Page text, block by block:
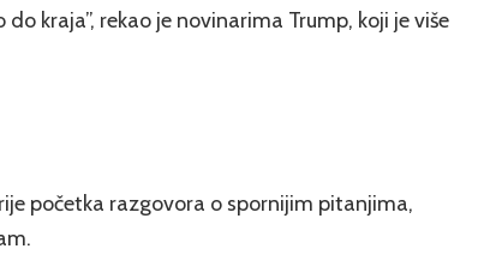
kraja”, rekao je novinarima Trump, koji je više
početka razgovora o spornijim pitanjima,